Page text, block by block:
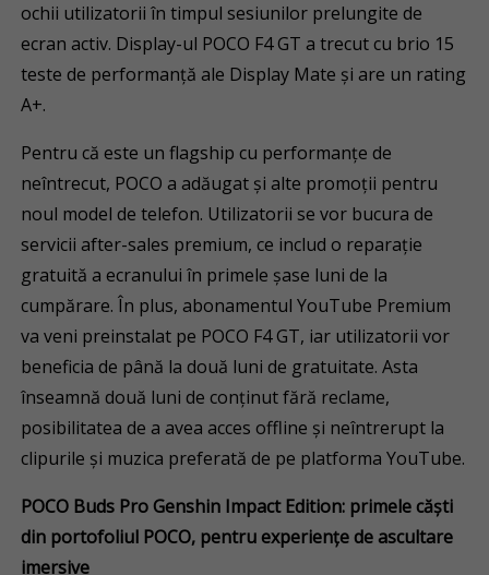
ochii utilizatorii în timpul sesiunilor prelungite de
ecran activ. Display-ul POCO F4 GT a trecut cu brio 15
teste de performanță ale Display Mate și are un rating
A+.
Pentru că este un flagship cu performanțe de
neîntrecut, POCO a adăugat și alte promoții pentru
noul model de telefon. Utilizatorii se vor bucura de
servicii after-sales premium, ce includ o reparație
gratuită a ecranului în primele șase luni de la
cumpărare. În plus, abonamentul YouTube Premium
va veni preinstalat pe POCO F4 GT, iar utilizatorii vor
beneficia de până la două luni de gratuitate. Asta
înseamnă două luni de conținut fără reclame,
posibilitatea de a avea acces offline și neîntrerupt la
clipurile și muzica preferată de pe platforma YouTube.
POCO Buds Pro Genshin Impact Edition: primele căști
din portofoliul POCO, pentru experiențe de ascultare
imersive